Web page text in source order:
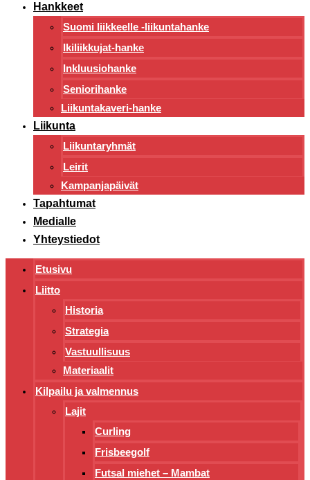
Hankkeet
Suomi liikkeelle -liikuntahanke
Ikiliikkujat-hanke
Inkluusiohanke
Seniorihanke
Liikuntakaveri-hanke
Liikunta
Liikuntaryhmät
Leirit
Kampanjapäivät
Tapahtumat
Medialle
Yhteystiedot
Etusivu
Liitto
Historia
Strategia
Vastuullisuus
Materiaalit
Kilpailu ja valmennus
Lajit
Curling
Frisbeegolf
Futsal miehet – Mambat